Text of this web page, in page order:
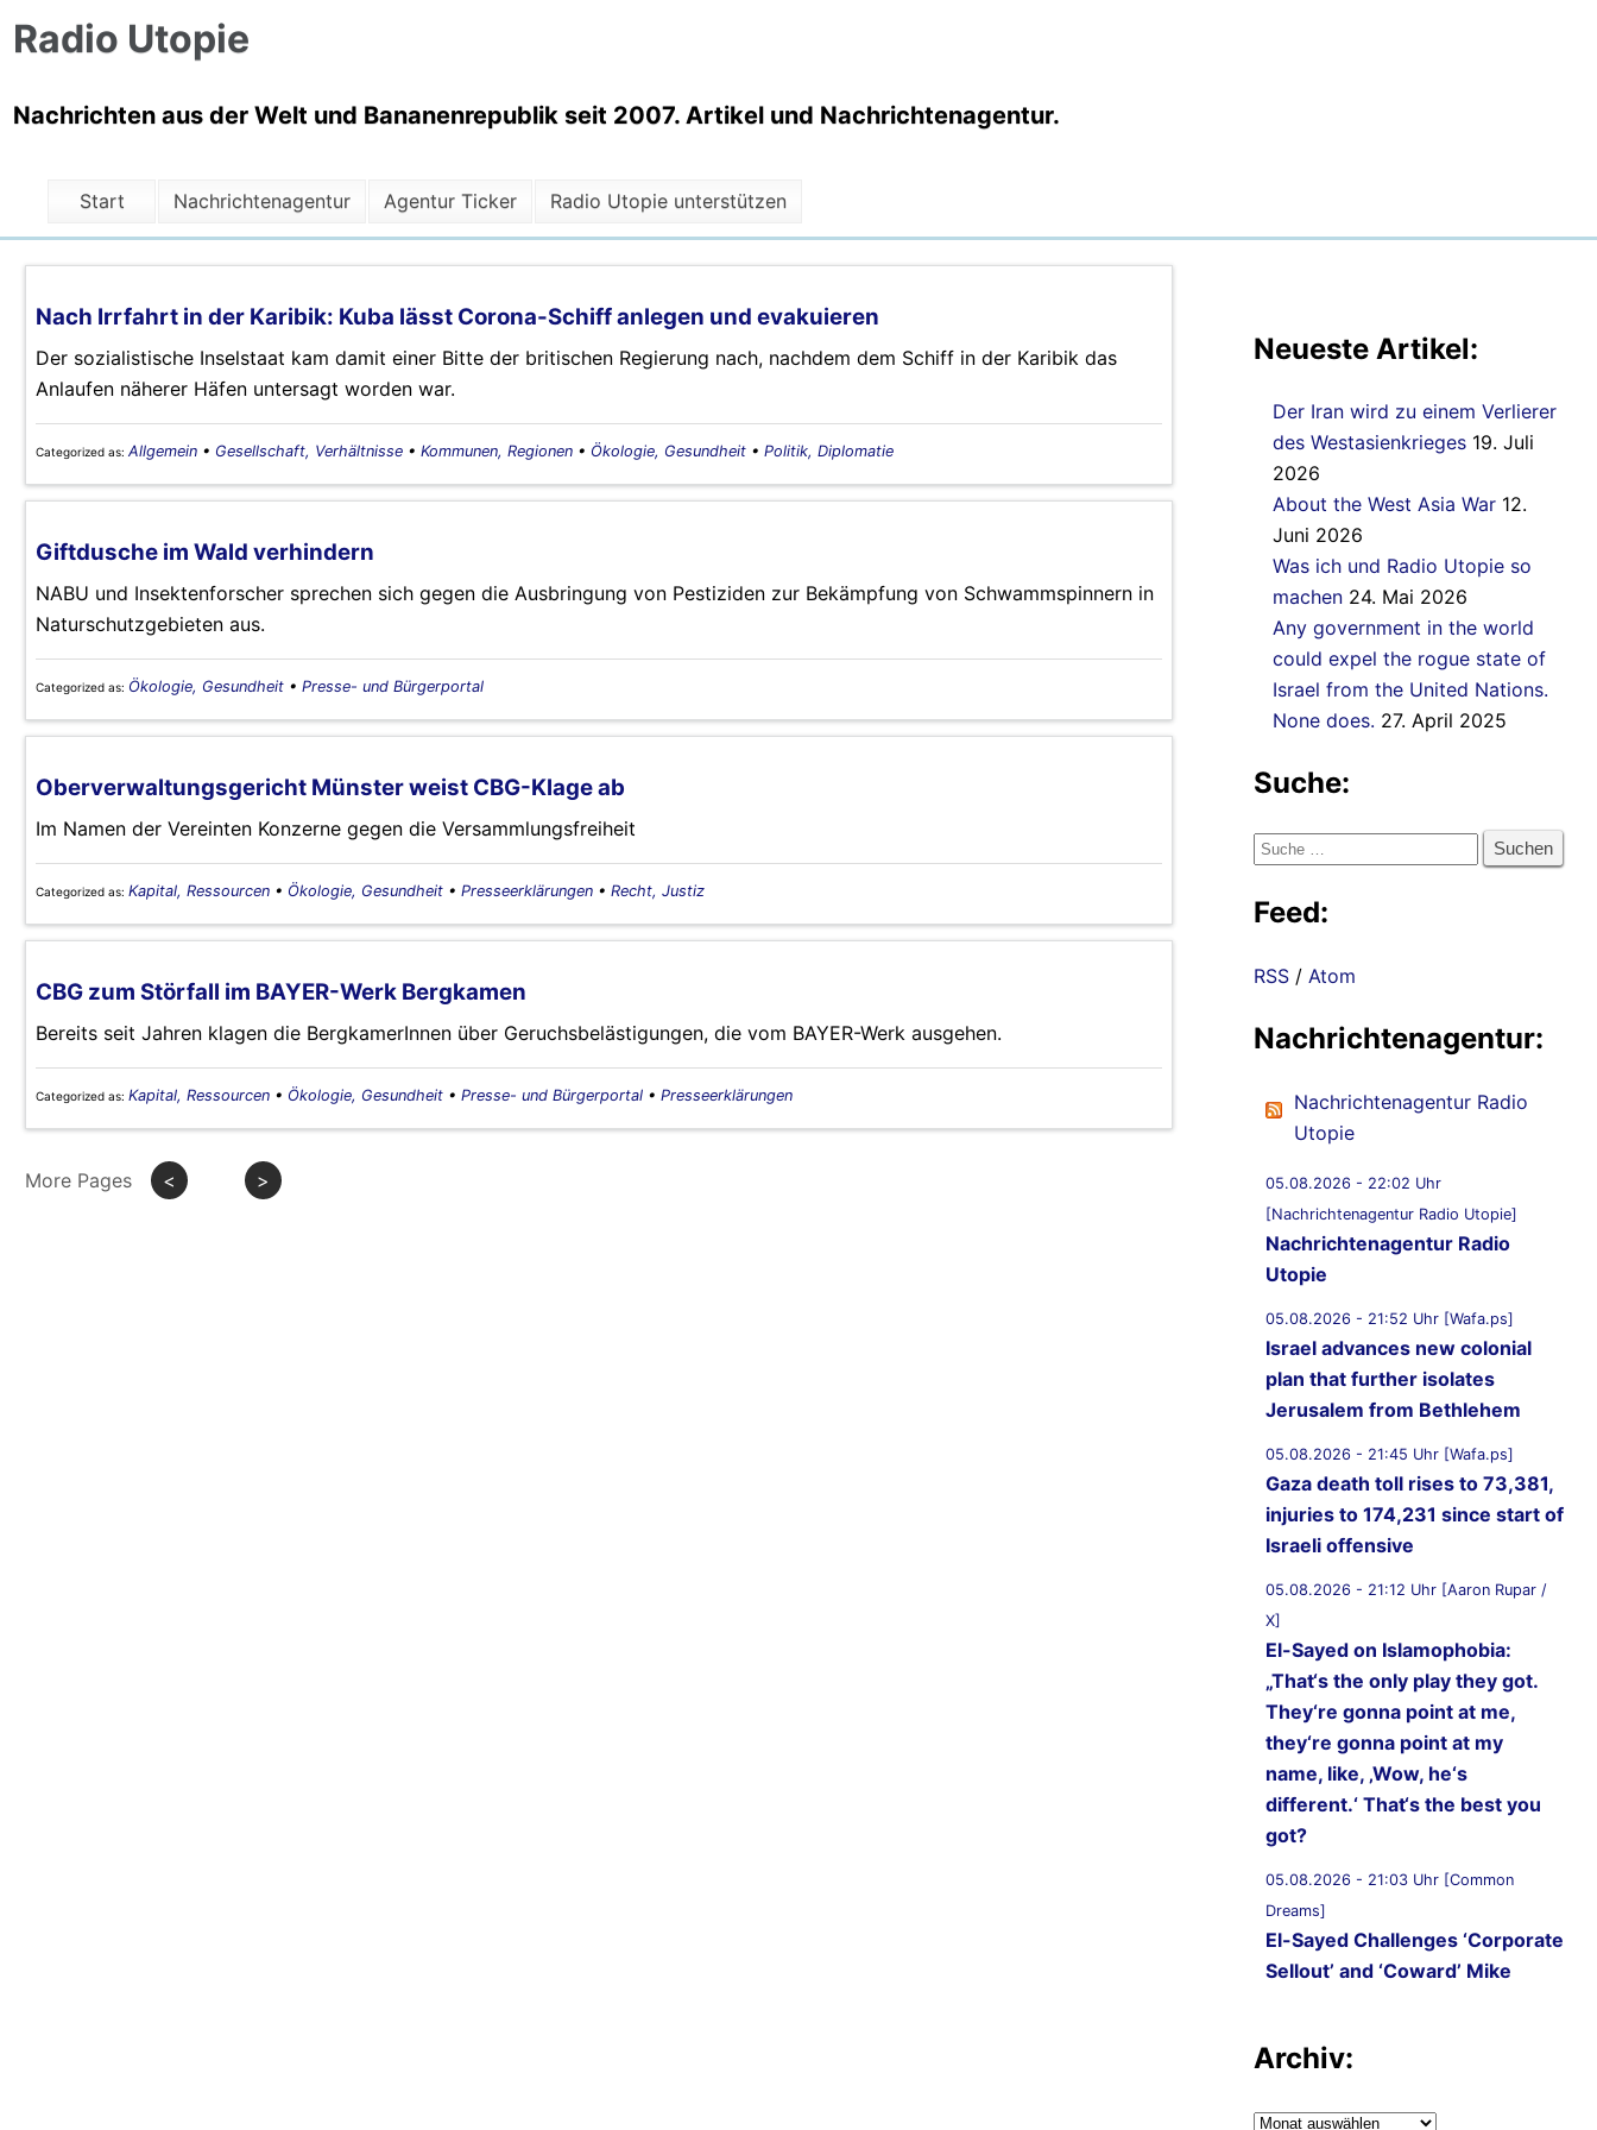
Radio Utopie
Nachrichten aus der Welt und Bananenrepublik seit 2007. Artikel und Nachrichtenagentur.
Start Nachrichtenagentur Agentur Ticker Radio Utopie unterstützen
Nach Irrfahrt in der Karibik: Kuba lässt Corona-Schiff anlegen und evakuieren
Der sozialistische Inselstaat kam damit einer Bitte der britischen Regierung nach, nachdem dem Schiff in der Karibik das
Anlaufen näherer Häfen untersagt worden war.
Categorized as: Allgemein • Gesellschaft, Verhältnisse • Kommunen, Regionen • Ökologie, Gesundheit • Politik, Diplomatie
Giftdusche im Wald verhindern
NABU und Insektenforscher sprechen sich gegen die Ausbringung von Pestiziden zur Bekämpfung von Schwammspinnern in
Naturschutzgebieten aus.
Categorized as: Ökologie, Gesundheit • Presse- und Bürgerportal
Oberverwaltungsgericht Münster weist CBG-Klage ab
Im Namen der Vereinten Konzerne gegen die Versammlungsfreiheit
Categorized as: Kapital, Ressourcen • Ökologie, Gesundheit • Presseerklärungen • Recht, Justiz
CBG zum Störfall im BAYER-Werk Bergkamen
Bereits seit Jahren klagen die BergkamerInnen über Geruchsbelästigungen, die vom BAYER-Werk ausgehen.
Categorized as: Kapital, Ressourcen • Ökologie, Gesundheit • Presse- und Bürgerportal • Presseerklärungen
More Pages < >
Neueste Artikel:
Der Iran wird zu einem Verlierer
des Westasienkrieges 19. Juli
2026
About the West Asia War 12.
Juni 2026
Was ich und Radio Utopie so
machen 24. Mai 2026
Any government in the world
could expel the rogue state of
Israel from the United Nations.
None does. 27. April 2025
Suche:
Suche
Feed:
RSS / Atom
Nachrichtenagentur:
Nachrichtenagentur Radio
Utopie
05.08.2026 - 22:02 Uhr
[Nachrichtenagentur Radio Utopie]
Nachrichtenagentur Radio
Utopie
05.08.2026 - 21:52 Uhr [Wafa.ps]
Israel advances new colonial
plan that further isolates
Jerusalem from Bethlehem
05.08.2026 - 21:45 Uhr [Wafa.ps]
Gaza death toll rises to 73,381,
injuries to 174,231 since start of
Israeli offensive
05.08.2026 - 21:12 Uhr [Aaron Rupar /
X]
El-Sayed on Islamophobia:
„That‘s the only play they got.
They‘re gonna point at me,
they‘re gonna point at my
name, like, ‚Wow, he‘s
different.‘ That‘s the best you
got?
05.08.2026 - 21:03 Uhr [Common
Dreams]
El-Sayed Challenges ‘Corporate
Sellout’ and ‘Coward’ Mike
05.08.2026 - 20:36 Uhr
Dr. Abdul El-Sayed Wins
Archiv:
Archiv: